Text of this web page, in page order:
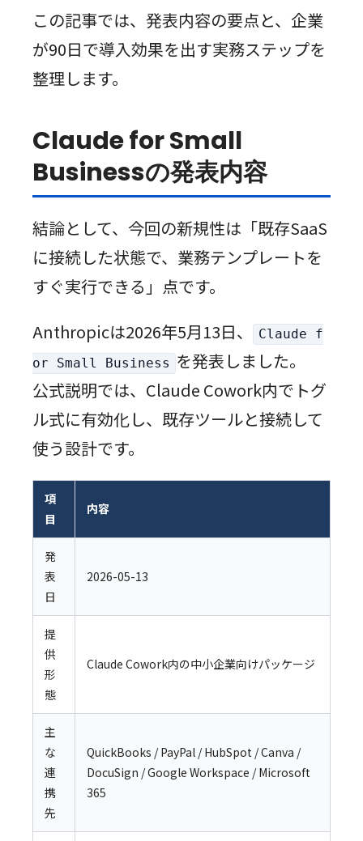
この記事では、発表内容の要点と、企業
が90日で導入効果を出す実務ステップを
整理します。
Claude for Small
Businessの発表内容
結論として、今回の新規性は「既存SaaS
に接続した状態で、業務テンプレートを
すぐ実行できる」点です。
Anthropicは2026年5月13日、
Claude f
or Small Business を発表しました。
公式説明では、Claude Cowork内でトグ
ル式に有効化し、既存ツールと接続して
使う設計です。
項
目
内容
発
表
日
2026-05-13
提
供
形
態
Claude Cowork内の中小企業向けパッケージ
主
な
連
携
先
QuickBooks / PayPal / HubSpot / Canva /
DocuSign / Google Workspace / Microsoft
365